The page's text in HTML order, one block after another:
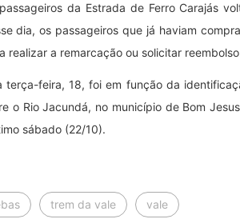
da Estrada de Ferro Carajás
dia, os passageiros que já haviam
realizar a remarcação ou solicitar
terça-feira, 18, foi em função da
o Rio Jacundá, no município de Bom
sábado (22/10).
trem da vale vale